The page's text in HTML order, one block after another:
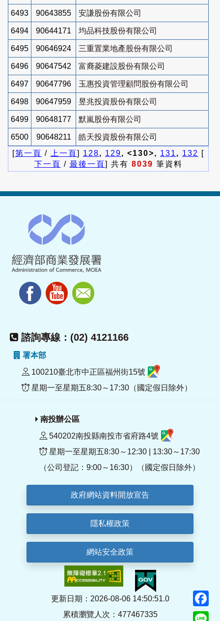
6493 90643855 安謙股份有限公司
6494 90644171 均品科技股份有限公司
6495 90646924 三重置業地產股份有限公司
6496 90647542 富裔菱建設股份有限公司
6497 90647796 玉惠投資管理顧問股份有限公司
6498 90647959 昱兆投資股份有限公司
6499 90648177 默嵐股份有限公司
6500 90648211
皓天投資股份有限公司
[第一頁 / 上一頁] 128, 129, <130>, 131 , 132
[
下一頁 / 最後一頁] 共有 8039 筆資料
諮詢專線：(02) 4121166
署本部
100210臺北市中正區福州街15號
星期一至星期五8:30～17:30（國定假日除外）
南投辦公區
540202南投縣南投市省府路4號
星期一至星期五8:30～12:30 | 13:30～17:30
（公司登記：9:00～16:30）（國定假日除外）
政府網站資料開放宣告
隱私權政策
網站安全政策
更新日期：2026-08-06 14:50:51.0
累積瀏覽人次：477467335